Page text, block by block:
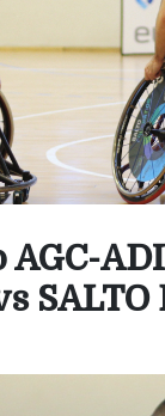
AGC-
SALTO